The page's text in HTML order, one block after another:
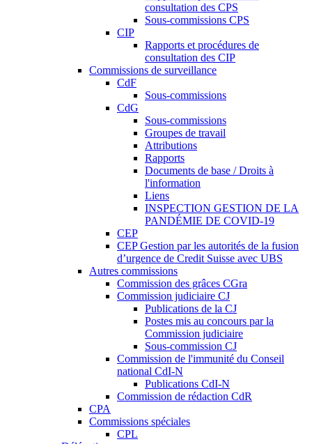
consultation des CPS
Sous-commissions CPS
CIP
Rapports et procédures de
consultation des CIP
Commissions de surveillance
CdF
Sous-commissions
CdG
Sous-commissions
Groupes de travail
Attributions
Rapports
Documents de base / Droits à
l'information
Liens
INSPECTION GESTION DE LA
PANDÉMIE DE COVID-19
CEP
CEP Gestion par les autorités de la fusion
d’urgence de Credit Suisse avec UBS
Autres commissions
Commission des grâces CGra
Commission judiciaire CJ
Publications de la CJ
Postes mis au concours par la
Commission judiciaire
Sous-commission CJ
Commission de l'immunité du Conseil
national CdI-N
Publications CdI-N
Commission de rédaction CdR
CPA
Commissions spéciales
CPL